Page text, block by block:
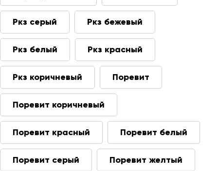
Ркз серый Ркз бежевый
Ркз белый Ркз красный
Ркз коричневый Поревит
Поревит коричневый
Поревит красный Поревит белый
Поревит серый Поревит желтый